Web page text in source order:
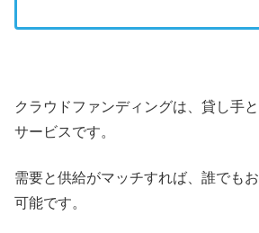
クラウドファンディングは、貸し手
サービスです。
需要と供給がマッチすれば、誰でも
可能です。